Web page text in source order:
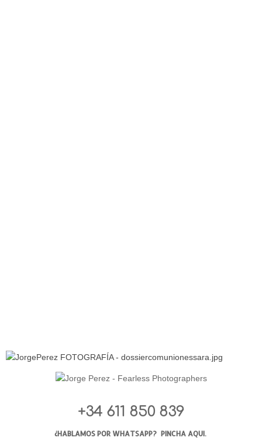
+34 611 850 839
¿HABLAMOS POR WHATSAPP? PINCHA AQUI.